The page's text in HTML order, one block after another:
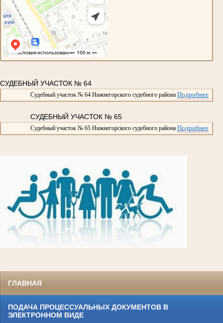
СУДЕБНЫЙ УЧАСТОК № 64
Судебный участок № 64 Нижнегорского судебного района Подробнее
СУДЕБНЫЙ УЧАСТОК № 65
Судебный участок № 65 Нижнегорского судебного района Подробнее
ГЛАВНАЯ
ПОДАЧА ПРОЦЕССУАЛЬНЫХ ДОКУМЕНТОВ В
ЭЛЕКТРОННОМ ВИДЕ